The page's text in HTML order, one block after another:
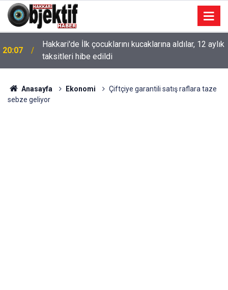
20:07
Hakkari'de İlk çocuklarını kucaklarına aldılar, 12 aylık
taksitleri hibe edildi
Anasayfa Ekonomi
Çiftçiye garantili satış raflara taze
sebze geliyor